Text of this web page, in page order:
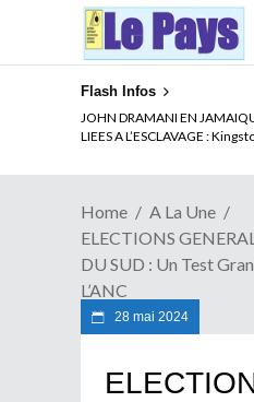
Flash Infos
JOHN DRAMANI EN
LIEES A L’ESCLAVAGE :
Home
A La Une
ELECTIONS
DU SUD : Un Test
L’ANC
28 mai 2024